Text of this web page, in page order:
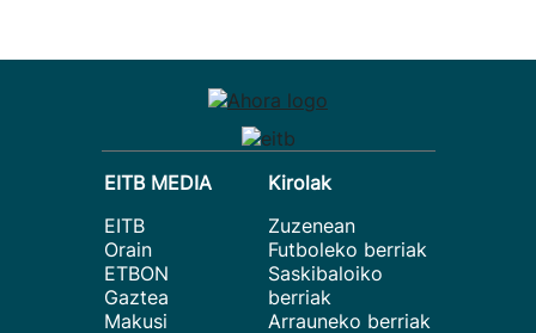
EITB MEDIA
EITB
Orain
ETBON
Gaztea
Makusi
Kirolak
Zuzenean
Futboleko berriak
Saskibaloiko
berriak
Arrauneko berriak